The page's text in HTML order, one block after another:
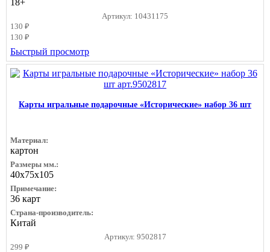
Артикул: 10431175
130 ₽
130 ₽
Быстрый просмотр
Карты игральные подарочные «Исторические» набор 36 шт
Материал:
картон
Размеры мм.:
40х75х105
Примечание:
36 карт
Страна-производитель:
Китай
Артикул: 9502817
299 ₽